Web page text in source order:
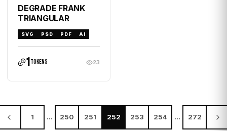
DEGRADE FRANK
TRIANGULAR
SVG PSD PDF AI
1tokens 23
1 … 250 251 252 253 254 … 272